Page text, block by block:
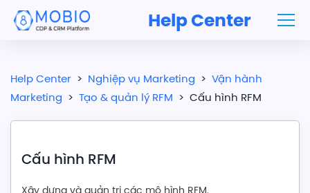
Help Center
Help Center > Nghiệp vụ Marketing > Vận hành
Marketing > Tạo & quản lý RFM > Cấu hình RFM
Cấu hình RFM